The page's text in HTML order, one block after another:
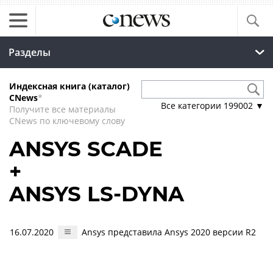
Разделы
Индексная книга (каталог)
CNews*
Получите все материалы
CNews по ключевому слову
Все категории 199002 ▼
ANSYS SCADE
+
ANSYS LS-DYNA
16.07.2020 Ansys представила Ansys 2020 версии R2